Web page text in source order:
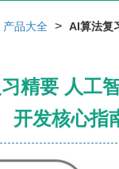
产品大全 > AI算法复
精要 人工
开发核心指